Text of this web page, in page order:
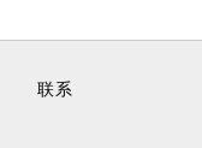
联系